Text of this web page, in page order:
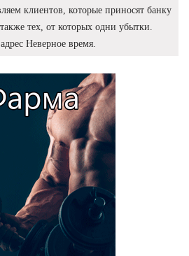
клиентов, которые приносят банку
тех, от которых одни убытки.
Неверное время.